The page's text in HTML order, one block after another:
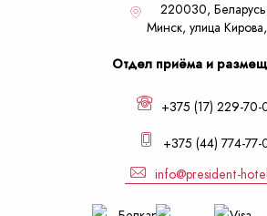
220030,
Минск, улица
Отдел приёма и
+375 (17) 229-70-
+375 (44) 774-77-
info@president-